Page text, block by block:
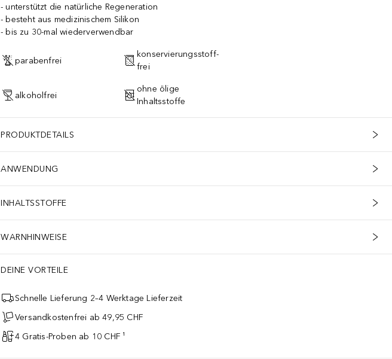
unterstützt die natürliche Regeneration
besteht aus medizinischem Silikon
bis zu 30-mal wiederverwendbar
parabenfrei
konservierungsstoff-
frei
alkoholfrei
ohne ölige
Inhaltsstoffe
PRODUKTDETAILS
ANWENDUNG
INHALTSSTOFFE
WARNHINWEISE
DEINE VORTEILE
Schnelle Lieferung 2–4 Werktage Lieferzeit
Versandkostenfrei ab 49,95 CHF
4 Gratis-Proben ab 10 CHF ¹